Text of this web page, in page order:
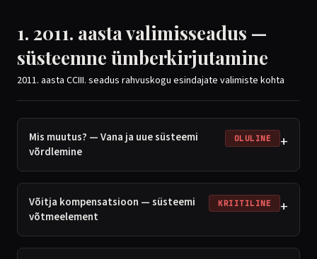
1. 2011. aasta valimisseadus —
süsteemne ümberkirjutamine
2011. aasta CCIII. seadus rahvuskogu esindajate valimiste kohta
Mis muutus? — Vana ja uue süsteemi
võrdlemine
OLULINE +
Võitja kompensatsioon — süsteemi
võtmeelement
KRIITILINE +